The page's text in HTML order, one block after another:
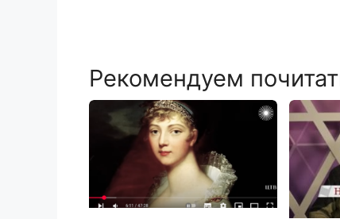
Рекомендуем